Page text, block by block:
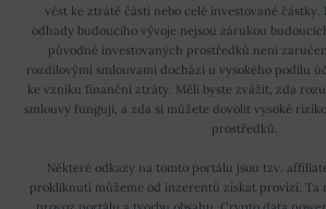
vést ke ztrátě části nebo celé investované
odhady budoucího vývoje nejsou zárukou
původně investovaných prostředků není
rozdílovými smlouvami dochází u vysokého podílu
ke vzniku finanční ztráty. Měli byste zvážit, zda
smlouvy fungují, a zda si můžete dovolit vysoké
prostředků.
Některé odkazy na tomto portálu jsou tzv.
prokliknutí můžeme od inzerentů získat provizi. Ta